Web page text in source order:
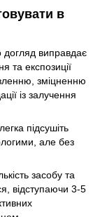
в
виправдає
та експозиції
зміцненню
із залучення
підсушіть
але без
засобу та
відступаючи 3-5